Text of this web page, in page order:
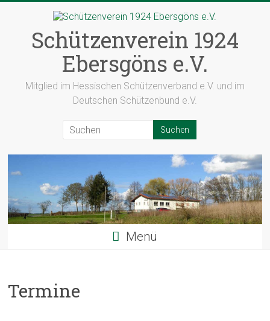
springenSchützenverein 1924
Ebersgöns e.V.
Mitglied im Hessischen Schützenverband e.V. und im
Deutschen Schützenbund e.V.
Menü
Termine